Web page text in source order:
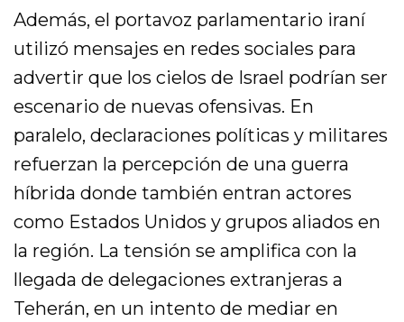
Además, el portavoz parlamentario iraní
utilizó mensajes en redes sociales para
advertir que los cielos de Israel podrían ser
escenario de nuevas ofensivas. En
paralelo, declaraciones políticas y militares
refuerzan la percepción de una guerra
híbrida donde también entran actores
como Estados Unidos y grupos aliados en
la región. La tensión se amplifica con la
llegada de delegaciones extranjeras a
Teherán, en un intento de mediar en